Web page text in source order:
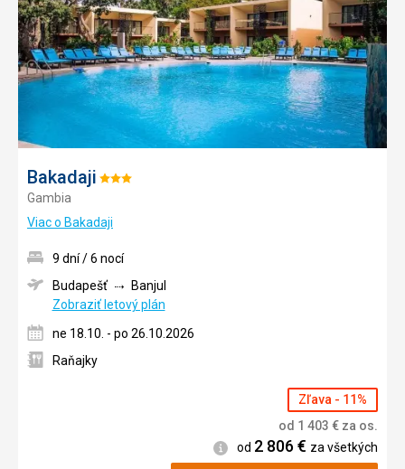
Bakadaji Hodnotenie:
Gambia
Viac o Bakadaji
9 dní / 6 nocí
Budapešť
Banjul
Zobraziť letový plán
ne 18.10. - po 26.10.2026
Raňajky
Zľava - 11%
od 1 403 € za os.
Informácie
od 2 806€ za všetkých